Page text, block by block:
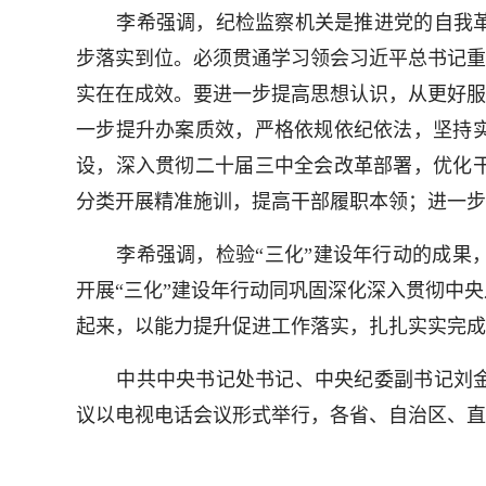
李希强调，纪检监察机关是推进党的自我
步落实到位。必须贯通学习领会习近平总书记
实在在成效。要进一步提高思想认识，从更好
一步提升办案质效，严格依规依纪依法，坚持
设，深入贯彻二十届三中全会改革部署，优化
分类开展精准施训，提高干部履职本领；进一
李希强调，检验“三化”建设年行动的成
开展“三化”建设年行动同巩固深化深入贯彻中
起来，以能力提升促进工作落实，扎扎实实完
中共中央书记处书记、中央纪委副书记刘
议以电视电话会议形式举行，各省、自治区、